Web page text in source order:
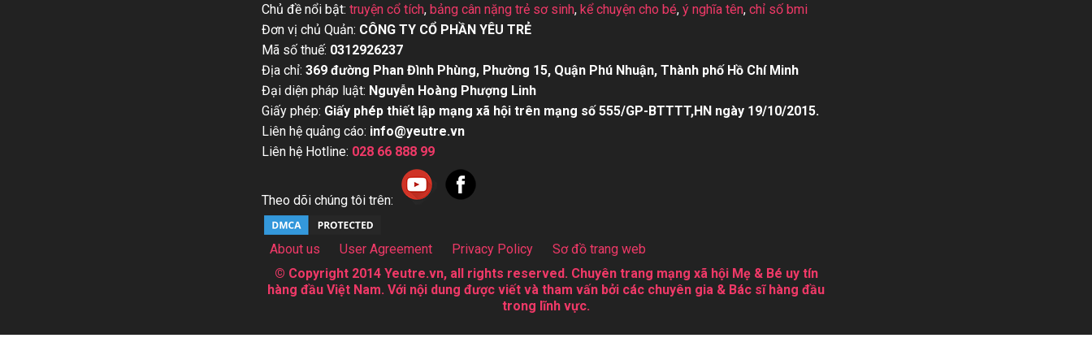
Chủ đề nổi bật: truyện cổ tích, bảng cân nặng trẻ sơ sinh, kể chuyện cho bé, ý nghĩa tên, chỉ số bmi
Đơn vị chủ Quản: CÔNG TY CỔ PHẦN YÊU TRẺ
Mã số thuế: 0312926237
Địa chỉ: 369 đường Phan Đình Phùng, Phường 15, Quận Phú Nhuận, Thành phố Hồ Chí Minh
Đại diện pháp luật: Nguyễn Hoàng Phượng Linh
Giấy phép: Giấy phép thiết lập mạng xã hội trên mạng số 555/GP-BTTTT,HN ngày 19/10/2015.
Liên hệ quảng cáo: info@yeutre.vn
Liên hệ Hotline: 028 66 888 99
Theo dõi chúng tôi trên:
About us User Agreement Privacy Policy
Sơ đồ trang web
© Copyright 2014 Yeutre.vn, all rights reserved. Chuyên trang mạng xã hội Mẹ & Bé uy tín
hàng đầu Việt Nam. Với nội dung được viết và tham vấn bởi các chuyên gia & Bác sĩ hàng đầu
trong lĩnh vực.